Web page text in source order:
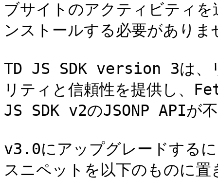
ブサイトのアクティビティ
ンストールする必要がありま
TD JS SDK version 3は、
リティと信頼性を提供し、
JS SDK v2のJSONP APIが
v3.0にアップグレードする
スニペットを以下のものに